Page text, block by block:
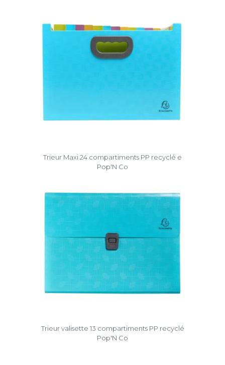
Trieur Maxi 24 compartiments PP recyclé e
Pop'N Co
Trieur valisette 13 compartiments PP recyclé
Pop'N Co